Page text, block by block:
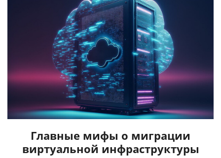
Главные мифы о миграции
виртуальной инфраструктуры